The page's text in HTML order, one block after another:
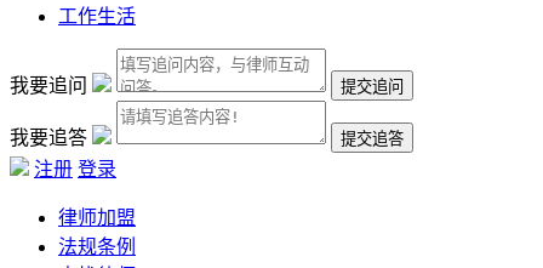
工作生活
我要追问
我要追答
注册 登录
律师加盟
法规条例